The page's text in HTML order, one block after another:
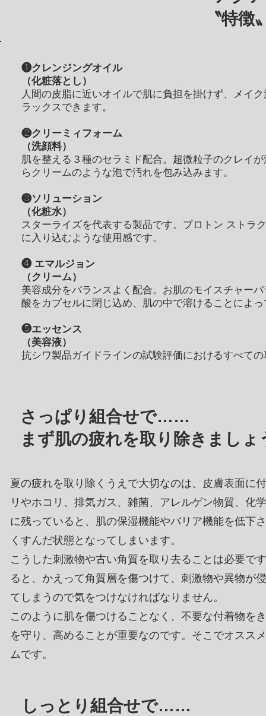
〝特徴
❶クレンジングオイル
（化粧落とし）
人間の皮脂に近いオイルで肌に負担を掛けず、メイ
ラックスできます。
❷クリーミィフォーム
（洗顔料）
肌を整える３種のセラミド配合。超微粒子のクレイ
らクリームのような泡で汚れを包み込みます。
❸ソリューション
（化粧水）
スターライズを代表する製品です。プロトン ストラ
に入り込むような使用感です。
❹ エマルジョン
（クリーム）
美容成分をバランスよく配合。お肌のモイスチャー
酸をカプセルに閉じ込め、肌の中で溶けることによ
❺エッセンス
（美容液）
抗シワ製品ガイドラインの試験評価におけるすべて
さっぱり組合せで……
まず肌の疲れを取り除きましょ
夏の疲れを取り除くうえで大切なのは、皮膚表面に
リやホコリ、排気ガス、雑菌、アレルゲン物質、化
に残っていると、肌の保湿機能やバリア機能を低下
くすんだ状態となってしまいます。
こうした刺激物や古い角質を取り去ることは必要で
ると、かえって角質層を傷つけて、刺激物や異物が
てしまうので気をつけなければなりません。
このように肌を傷つけることなく、不要な付着物を
を守り、高めることが重要なのです。そこでオスス
ムです。
しっとり組合せで……